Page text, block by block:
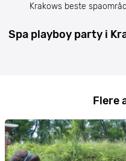
Krakows beste
Spa playboy party i
Flere